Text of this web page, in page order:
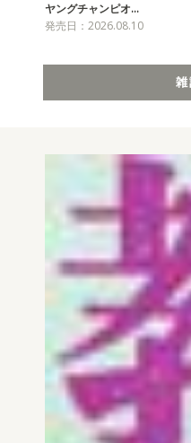
ヤングチャンピオ…
発売日：2026.08.10